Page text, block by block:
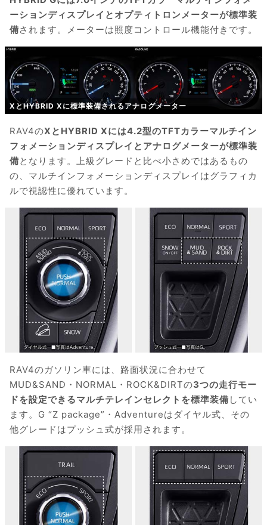
ーションディスプレイとオプティトロンメーターが標準装
備されます。メーターは照度コントロール機能付きです。
XとHYBRID Xに標準装備されるアナログメーター
RAV4のXとHYBRID Xには4.2型のTFTカラーマルチイン
フォメーションディスプレイとアナログメーターが標準装
備となります。上級グレードと比べ小さめではあるもの
の、マルチインフォメーションディスプレイはグラフィカ
ルで視認性に優れています。
RAV4のガソリン車には、路面状況に合わせて
MUD&SAND・NORMAL・ROCK&DIRTの3つの走行モー
ドを設定できるマルチテレインセレクトを標準装備 してい
ます。G “Z package”・Adventureはダイヤル式、その
他グレードはプッシュ式が採用されます。